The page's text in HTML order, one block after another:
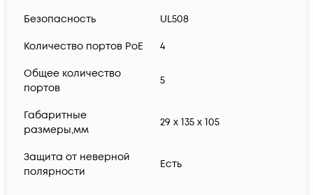
Безопасность UL508
Количество портов PoE 4
Общее количество
портов
5
Габаритные
размеры,мм
29 х 135 х 105
Защита от неверной
полярности
Есть